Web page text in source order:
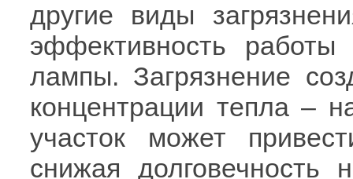
другие виды
эффективность работы
лампы. Загрязнение
концентрации тепла –
участок может
снижая долговечность